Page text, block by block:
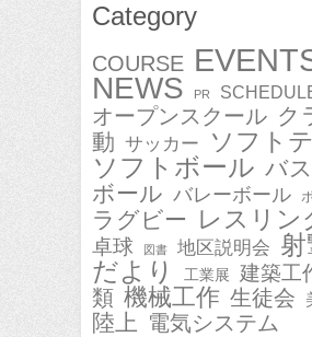
Category
COURSE
NEWS PR
オープンスクール ク
動 サッカー ソフト
ソフトボール バ
ボール バレーボール
ラグビー レスリン
卓球 図書 地区説明会 射
だより
工業展 建築工
類 機械工作 生徒会
陸上 電気システム